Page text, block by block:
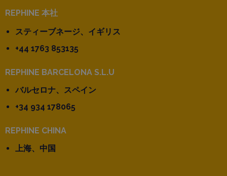
REPHINE 本社
スティーブネージ、イギリス
+44 1763 853135
REPHINE BARCELONA S.L.U
バルセロナ、スペイン
+34 934 178065
REPHINE CHINA
上海、中国